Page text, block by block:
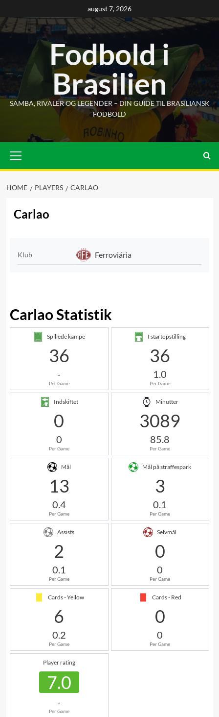
to
content
august 7, 2026
Fodbold i
Brasilien
SAMBA, RIVALER OG LEGENDER – DIN GUIDE TIL BRASILIANSK
FODBOLD
Menu
HOME PLAYERS CARLAO
Carlao
Klub Ferroviária
Carlao Statistik
Spillede kampe
36
-
Per Game
I startopstilling
36
1.0
Per Game
Indskiftet
0
0
Per Game
Minutter
3089
85.8
Per Game
Mål
13
0.4
Per Game
Mål på straffespark
3
0.1
Per Game
Assists
2
0.1
Per Game
Selvmål
0
0
Per Game
Cards - Yellow
6
0.2
Per Game
Cards - Red
0
0
Per Game
Player rating
7.0
-
Per Game